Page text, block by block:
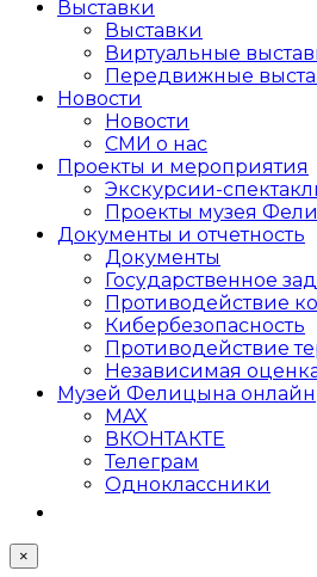
Выставки
Выставки
Виртуальные
Передвижные
Новости
Новости
СМИ о нас
Проекты и мероприятия
Экскурсии-
Проекты музея
Документы и отчетность
Документы
Государственное
Противодействие
Кибер­безопасность
Противодействие
Независимая
Музей Фелицына онлайн
MAX
ВКОНТАКТЕ
Телеграм
Одноклассники
×